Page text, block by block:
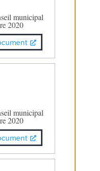
municipal
2020
municipal
2020